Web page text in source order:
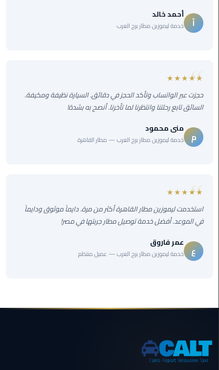
الجيزة
حدائق
الاهرام
ليموزين
الشيخ
طنطا
ليموزين
المنصورة
ليموزين
كفر
المحلة
ليموزين
السويس
أ
أحمد خالد
خدمة ليموزين مطار برج العرب
★★★★★
حجزت عبر الواتساب وتأكد الحجز في دقائق. السيارة نظيفة ومكيفة.
السائق تابع رحلتنا وانتظرنا لما تأخرنا. أنصح به بشدة!
م
منى محمود
خدمة ليموزين مطار برج العرب — مطار القاهرة
★★★★★
استخدمت ليموزين مطار القاهرة أكثر من مرة. دايماً موثوق ودايماً
في الموعد. أفضل خدمة توصيل مطار جربتها في مصر!
ع
عمر فاروق
خدمة ليموزين مطار برج العرب — عميل منتظم